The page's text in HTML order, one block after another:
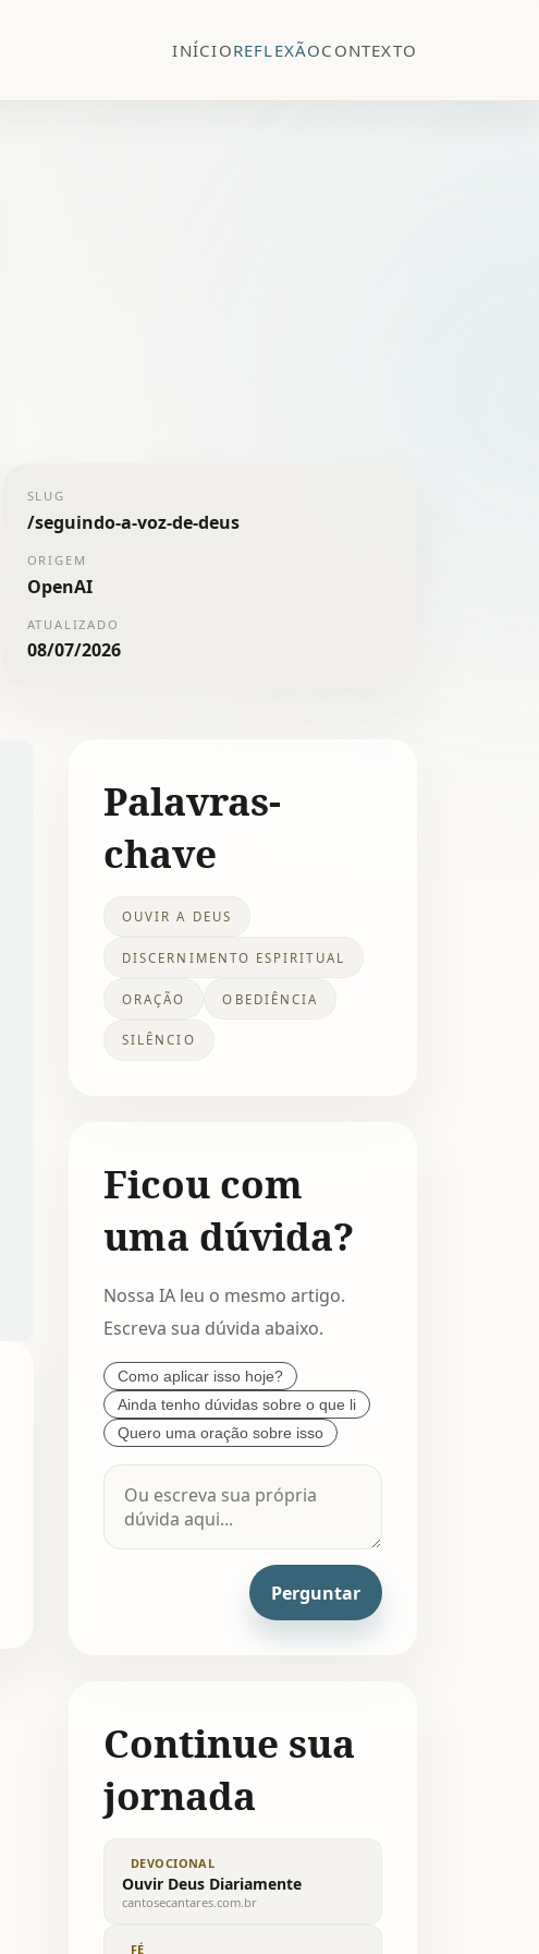
INÍCIOREFLEXÃOCONTEXTO
SLUG
/seguindo-a-voz-de-deus
ORIGEM
OpenAI
ATUALIZADO
08/07/2026
Palavras-
chave
OUVIR A DEUS
DISCERNIMENTO ESPIRITUAL
ORAÇÃO OBEDIÊNCIA
SILÊNCIO
Ficou com
uma dúvida?
Nossa IA leu o mesmo artigo.
Escreva sua dúvida abaixo.
Como aplicar isso hoje?
Ainda tenho dúvidas sobre o que li
Quero uma oração sobre isso
Perguntar
Continue sua
jornada
DEVOCIONAL
Ouvir Deus Diariamente
cantosecantares.com.br
FÉ